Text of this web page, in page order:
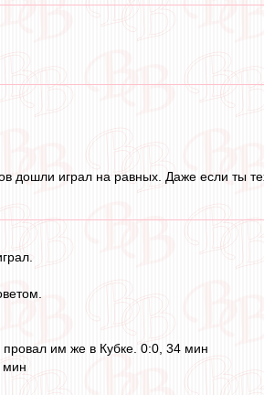
дошли играл на равных. Даже если ты
им же в Кубке. 0:0, 34 мин
мин